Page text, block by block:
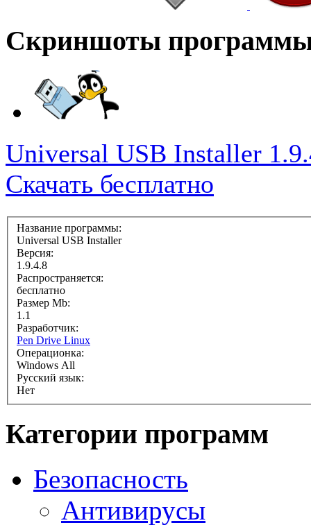
Скриншоты
Universal USB Installer
Скачать бесплатно
Название программы:
Universal USB Installer
Версия:
1.9.4.8
Распространяется:
бесплатно
Размер Mb:
1.1
Разработчик:
Pen Drive Linux
Операционка:
Windows All
Русский язык:
Нет
Категории программ
Безопасность
Антивирусы